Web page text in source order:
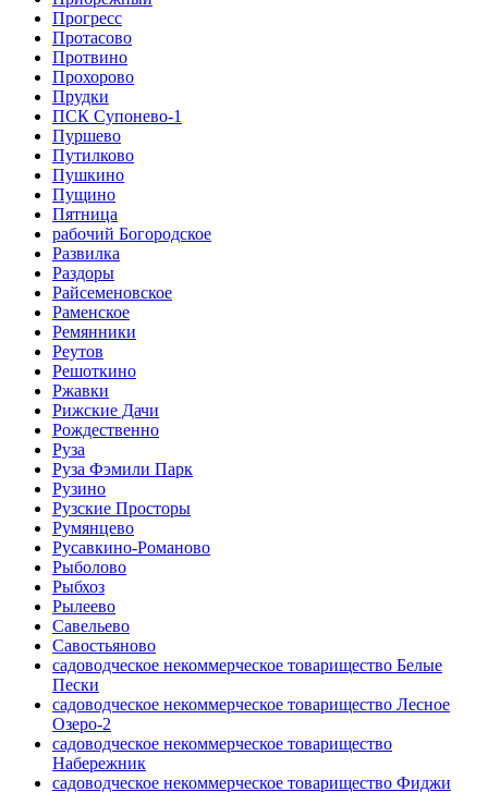
Прогресс
Протасово
Протвино
Прохорово
Прудки
ПСК Супонево-1
Пуршево
Путилково
Пушкино
Пущино
Пятница
рабочий Богородское
Развилка
Раздоры
Райсеменовское
Раменское
Ремянники
Реутов
Решоткино
Ржавки
Рижские Дачи
Рождественно
Руза
Руза Фэмили Парк
Рузино
Рузские Просторы
Румянцево
Русавкино-Романово
Рыболово
Рыбхоз
Рылеево
Савельево
Савостьяново
садоводческое некоммерческое товарищество Белые
Пески
садоводческое некоммерческое товарищество Лесное
Озеро-2
садоводческое некоммерческое товарищество
Набережник
садоводческое некоммерческое товарищество Фиджи